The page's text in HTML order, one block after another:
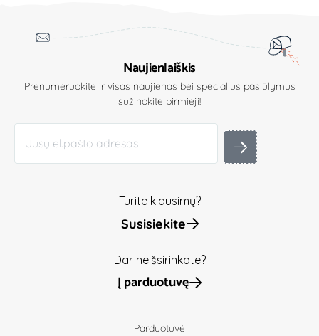
Naujienlaiškis
Prenumeruokite ir visas naujienas bei specialius pasiūlymus
sužinokite pirmieji!
Turite klausimų?
Susisiekite
Dar neišsirinkote?
Į parduotuvę
Parduotuvė